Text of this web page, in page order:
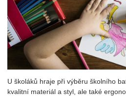
U školáků hraje při výběru školního
kvalitní materiál a styl, ale také